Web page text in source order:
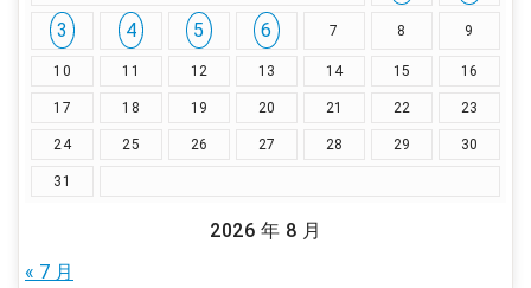
2026 年 8 月
3
4 5 6 7 8 9
10 11 12 13 14 15 16
17 18 19 20 21 22 23
24 25 26 27 28 29 30
31
« 7 月